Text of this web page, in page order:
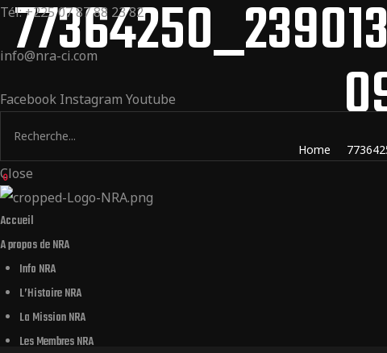
Tél: +225 07 87 88 23 82
info@nra-ci.com
Facebook Instagram Youtube
Close
0
Accueil
A propos de NRA
Info NRA
L’Histoire NRA
La Mission NRA
Les Membres NRA
Home